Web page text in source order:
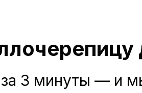
3 минуты — и